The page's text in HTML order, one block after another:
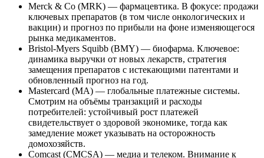
Merck & Co (MRK) — фармацевтика. В фокусе: продажи
ключевых препаратов (в том числе онкологических и
вакцин) и прогноз по прибыли на фоне изменяющегося
рынка медикаментов.
Bristol-Myers Squibb (BMY) — биофарма. Ключевое:
динамика выручки от новых лекарств, стратегия
замещения препаратов с истекающими патентами и
обновленный прогноз на год.
Mastercard (MA) — глобальные платежные системы.
Смотрим на объёмы транзакций и расходы
потребителей: устойчивый рост платежей
свидетельствует о здоровой экономике, тогда как
замедление может указывать на осторожность
домохозяйств.
Comcast (CMCSA) — медиа и телеком. Внимание к